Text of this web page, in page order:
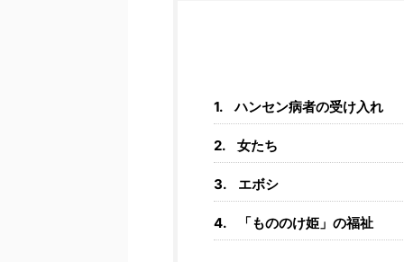
ハンセン病者の受け入れ
女たち
エボシ
「もののけ姫」の福祉